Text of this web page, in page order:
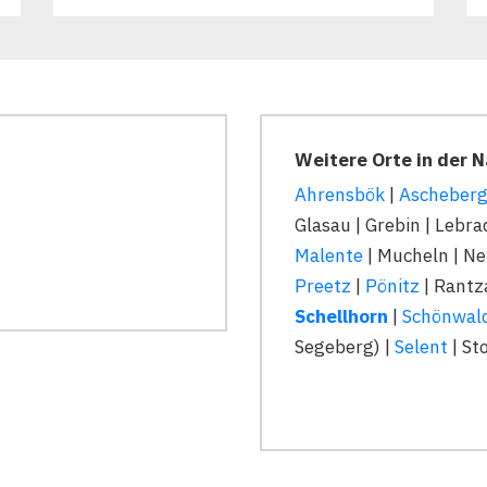
Weitere Orte in der
Ahrensbök |
Glasau | Grebin |
Malente | Mucheln |
Preetz | Pönitz |
Schellhorn |
Segeberg) | Selent |